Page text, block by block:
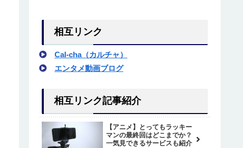
相互リンク
Cal-cha（カルチャ）
エンタメ動画ブログ
相互リンク記事紹介
【アニメ】とってもラッキー
マンの最終回はどこまでか？
一気見できるサービスも紹介